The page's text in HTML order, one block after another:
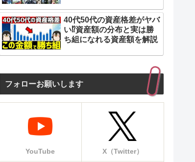
引あり
振替
So-net 光
40代50代の資産格差がヤバ
い⁉︎資産額の分布と実は勝
ち組になれる資産額を解説
フォローお願いします
YouTube X（Twitter）